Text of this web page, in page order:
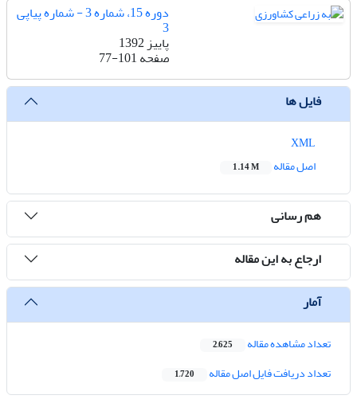
دوره 15، شماره 3 - شماره پیاپی
3
پاییز 1392
صفحه77-101
فایل ها
اصل مقاله
1.14 M
هم رسانی
ارجاع به این مقاله
آمار
تعداد مشاهده مقاله 2,625
تعداد دریافت فایل اصل مقاله 1,720